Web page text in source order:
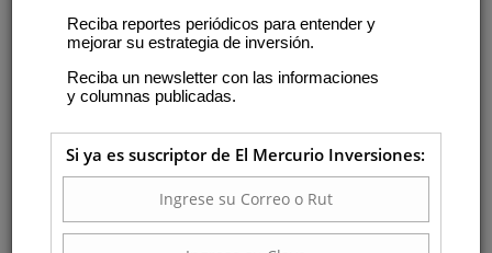
Reciba reportes periódicos para entender y
mejorar su estrategia de inversión.
Reciba un newsletter con las informaciones
y columnas publicadas.
Si ya es suscriptor de El Mercurio Inversiones: